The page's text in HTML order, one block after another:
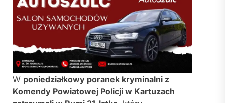
W poniedziałkowy poranek kryminalni z
Komendy Powiatowej Policji w Kartuzach